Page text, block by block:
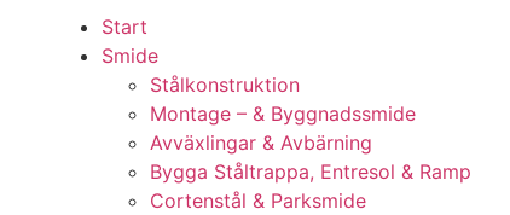
Start
Smide
Stålkonstruktion
Montage – & Byggnadssmide
Avväxlingar & Avbärning
Bygga Ståltrappa, Entresol & Ramp
Cortenstål & Parksmide